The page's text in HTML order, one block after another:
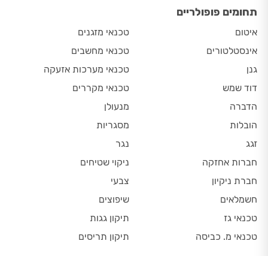
תחומים פופולריים
איטום
אינסטלטורים
גנן
דוד שמש
הדברה
הובלות
זגג
חברות אחזקה
חברת ניקיון
חשמלאים
טכנאי גז
טכנאי מ. כביסה
טכנאי מזגנים
טכנאי מחשבים
טכנאי מערכות אזעקה
טכנאי מקררים
מנעולן
מסגריות
נגר
ניקוי שטיחים
צבעי
שיפוצים
תיקון גגות
תיקון תריסים